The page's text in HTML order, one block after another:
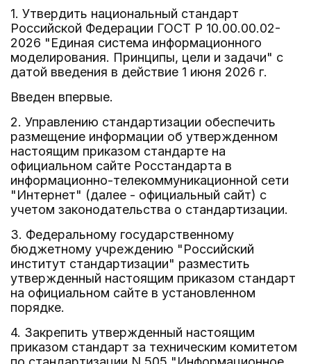
1. Утвердить национальный стандарт
Российской Федерации ГОСТ Р 10.00.00.02-
2026 "Единая система информационного
моделирования. Принципы, цели и задачи" с
датой введения в действие 1 июня 2026 г.
Введен впервые.
2. Управлению стандартизации обеспечить
размещение информации об утвержденном
настоящим приказом стандарте на
официальном сайте Росстандарта в
информационно-телекоммуникационной сети
"Интернет" (далее - официальный сайт) с
учетом законодательства о стандартизации.
3. Федеральному государственному
бюджетному учреждению "Российский
институт стандартизации" разместить
утвержденный настоящим приказом стандарт
на официальном сайте в установленном
порядке.
4. Закрепить утвержденный настоящим
приказом стандарт за техническим комитетом